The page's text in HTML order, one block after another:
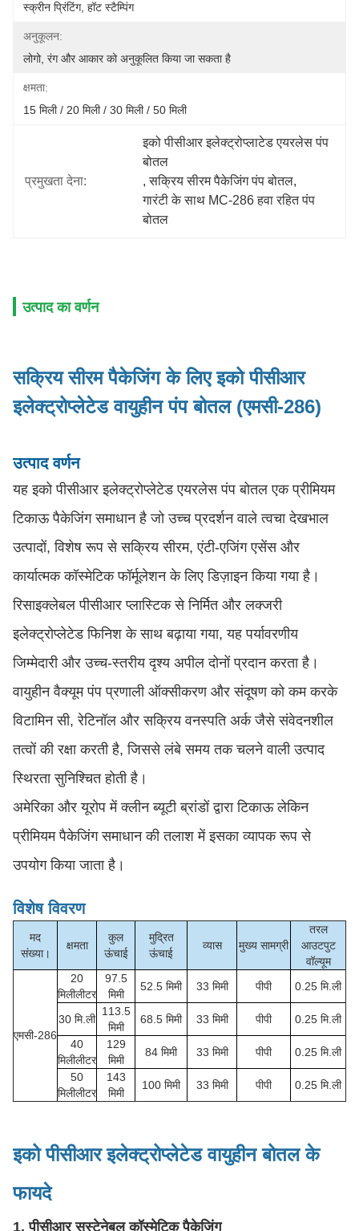
स्क्रीन प्रिंटिंग, हॉट स्टैम्पिंग
अनुकूलन:
लोगो, रंग और आकार को अनुकूलित किया जा सकता है
क्षमता:
15 मिली / 20 मिली / 30 मिली / 50 मिली
प्रमुखता देना:
इको पीसीआर इलेक्ट्रोप्लाटेड एयरलेस पंप
बोतल
, सक्रिय सीरम पैकेजिंग पंप बोतल,
गारंटी के साथ MC-286 हवा रहित पंप
बोतल
उत्पाद का वर्णन
सक्रिय सीरम पैकेजिंग के लिए इको पीसीआर
इलेक्ट्रोप्लेटेड वायुहीन पंप बोतल (एमसी-286)
उत्पाद वर्णन
यह इको पीसीआर इलेक्ट्रोप्लेटेड एयरलेस पंप बोतल एक प्रीमियम
टिकाऊ पैकेजिंग समाधान है जो उच्च प्रदर्शन वाले त्वचा देखभाल
उत्पादों, विशेष रूप से सक्रिय सीरम, एंटी-एजिंग एसेंस और
कार्यात्मक कॉस्मेटिक फॉर्मूलेशन के लिए डिज़ाइन किया गया है।
रिसाइक्लेबल पीसीआर प्लास्टिक से निर्मित और लक्जरी
इलेक्ट्रोप्लेटेड फिनिश के साथ बढ़ाया गया, यह पर्यावरणीय
जिम्मेदारी और उच्च-स्तरीय दृश्य अपील दोनों प्रदान करता है।
वायुहीन वैक्यूम पंप प्रणाली ऑक्सीकरण और संदूषण को कम करके
विटामिन सी, रेटिनॉल और सक्रिय वनस्पति अर्क जैसे संवेदनशील
तत्वों की रक्षा करती है, जिससे लंबे समय तक चलने वाली उत्पाद
स्थिरता सुनिश्चित होती है।
अमेरिका और यूरोप में क्लीन ब्यूटी ब्रांडों द्वारा टिकाऊ लेकिन
प्रीमियम पैकेजिंग समाधान की तलाश में इसका व्यापक रूप से
उपयोग किया जाता है।
विशेष विवरण
मद
संख्या।
क्षमता
कुल
ऊंचाई
मुद्रित
ऊंचाई
व्यास मुख्य सामग्री
तरल
आउटपुट
वॉल्यूम
एमसी-286
20
मिलीलीटर
97.5
मिमी
52.5 मिमी 33 मिमी पीपी 0.25 मि.ली
30 मि.ली
113.5
मिमी
68.5 मिमी 33 मिमी पीपी
0.25 मि.ली
40
मिलीलीटर
129
मिमी
84 मिमी 33 मिमी पीपी
0.25 मि.ली
50
मिलीलीटर
143
मिमी
100 मिमी 33 मिमी पीपी 0.25 मि.ली
इको पीसीआर इलेक्ट्रोप्लेटेड वायुहीन बोतल के
फायदे
1. पीसीआर सस्टेनेबल कॉस्मेटिक पैकेजिंग